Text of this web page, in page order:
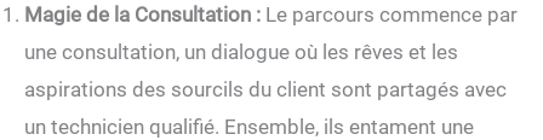
Magie de la Consultation : Le parcours commence par
une consultation, un dialogue où les rêves et les
aspirations des sourcils du client sont partagés avec
un technicien qualifié. Ensemble, ils entament une